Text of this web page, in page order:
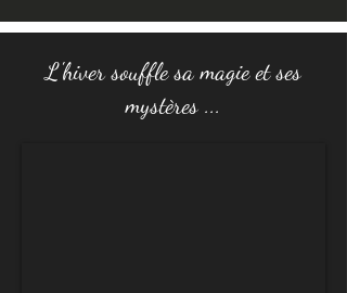
L'hiver souffle sa magie et ses
mystères ...